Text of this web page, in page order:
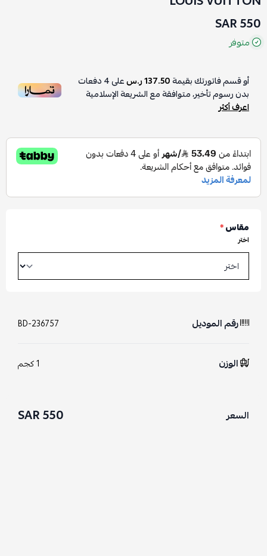
550 SAR
متوفر
أو قسم فاتورتك بقيمة137.50 ر.س على4دفعات
بدون رسوم تأخير، متوافقة مع الشريعة الإسلامية
اعرف أكثر
مقاس*
اختر
رقم الموديل BD-236757
الوزن 1 كجم
السعر 550 SAR